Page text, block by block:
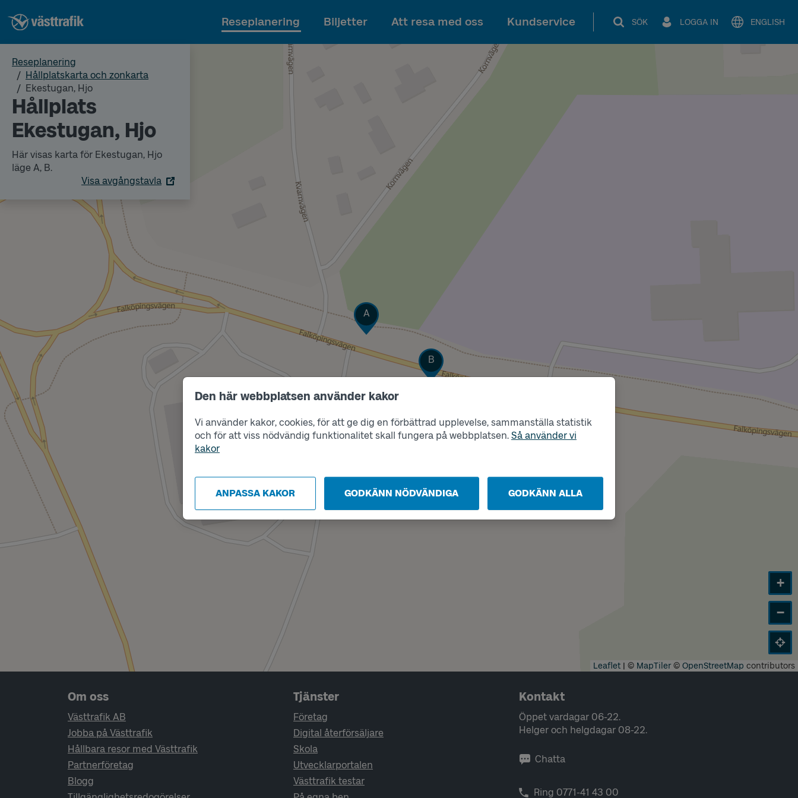
Den här webbplatsen använder kakor
Vi använder kakor, cookies, för att ge dig en förbättrad upplevelse, sammanställa statistik
och för att viss nödvändig funktionalitet skall fungera på webbplatsen. Så använder vi
kakor
ANPASSA KAKOR GODKÄNN NÖDVÄNDIGA GODKÄNN ALLA
Till innehållet
Reseplanering Biljetter Att resa med oss Kundservice SÖK LOGGA IN ENGLISH
Reseplanering
Hållplatskarta och zonkarta
Ekestugan, Hjo
Hållplats
Ekestugan, Hjo
Här visas karta för Ekestugan, Hjo
läge A, B.
Visa avgångstavla
Läge
A
Läge
B
+
−
Leaflet | © MapTiler© OpenStreetMap contributors
Sidfotsnavigering
Om oss
Västtrafik AB
Jobba på Västtrafik
Hållbara resor med Västtrafik
Partnerföretag
Blogg
Tjänster
Företag
Digital återförsäljare
Skola
Utvecklarportalen
Västtrafik testar
Kontakt
Öppet vardagar 06-22.
Helger och helgdagar 08-22.
Chatta
Ring 0771-41 43 00